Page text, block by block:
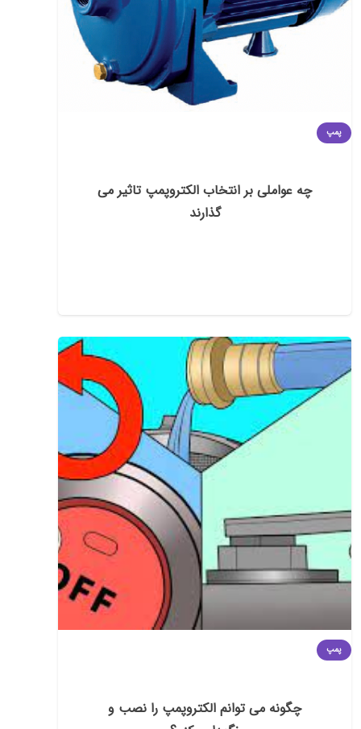
پمپ
چه عواملی بر انتخاب الکتروپمپ تاثیر می
گذارند
پمپ
چگونه می توانم الکتروپمپ را نصب و